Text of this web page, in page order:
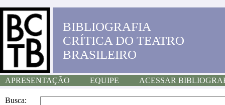
BIBLIOGRAFIA
CRÍTICA DO TEATRO
BRASILEIRO
APRESENTAÇÃO EQUIPE ACESSAR
Busca: